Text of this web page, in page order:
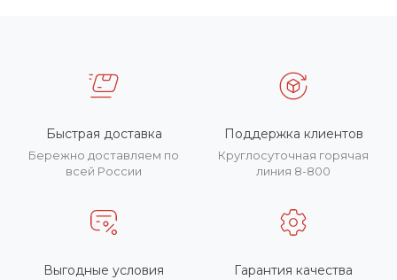
Быстрая доставка
Бережно доставляем по
всей России
Поддержка клиентов
Круглосуточная горячая
линия 8-800
Выгодные условия Гарантия качества